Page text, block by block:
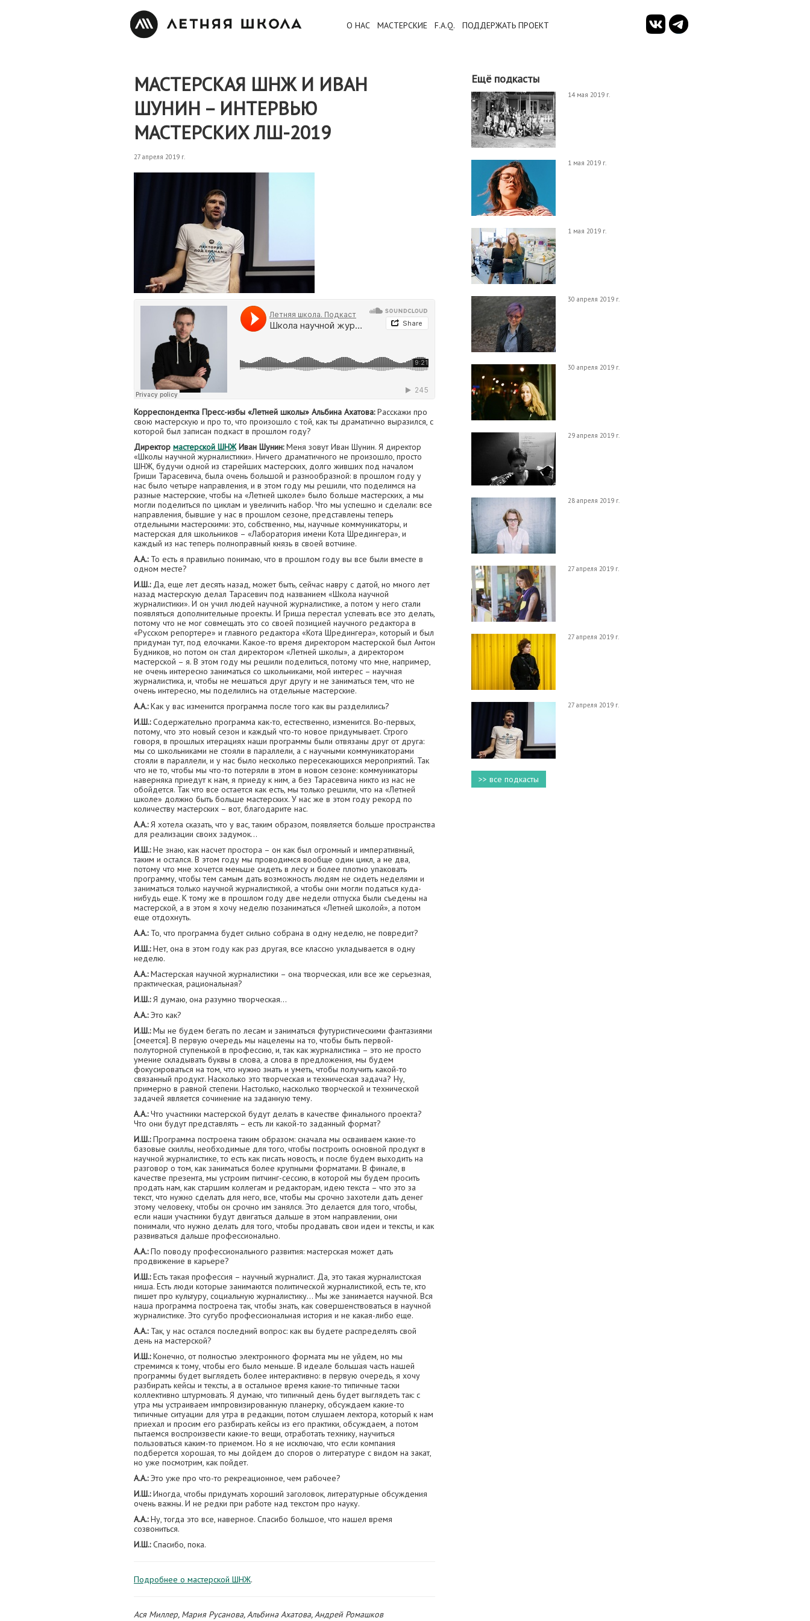
О НАС МАСТЕРСКИЕ F.A.Q. ПОДДЕРЖАТЬ ПРОЕКТ
МАСТЕРСКАЯ ШНЖ И ИВАН
ШУНИН – ИНТЕРВЬЮ
МАСТЕРСКИХ ЛШ-2019
27 апреля 2019 г.
Корреспондентка Пресс-избы «Летней школы» Альбина Ахатова:Расскажи про
свою мастерскую и про то, что произошло с той, как ты драматично выразился, с
которой был записан подкаст в прошлом году?
Директор мастерской ШНЖИван Шунин:Меня зовут Иван Шунин. Я директор
«Школы научной журналистики». Ничего драматичного не произошло, просто
ШНЖ, будучи одной из старейших мастерских, долго живших под началом
Гриши Тарасевича, была очень большой и разнообразной: в прошлом году у
нас было четыре направления, и в этом году мы решили, что поделимся на
разные мастерские, чтобы на «Летней школе» было больше мастерских, а мы
могли поделиться по циклам и увеличить набор. Что мы успешно и сделали: все
направления, бывшие у нас в прошлом сезоне, представлены теперь
отдельными мастерскими: это, собственно, мы, научные коммуникаторы, и
мастерская для школьников – «Лаборатория имени Кота Шредингера», и
каждый из нас теперь полноправный князь в своей вотчине.
А.А.:То есть я правильно понимаю, что в прошлом году вы все были вместе в
одном месте?
И.Ш.:Да, еще лет десять назад, может быть, сейчас навру с датой, но много лет
назад мастерскую делал Тарасевич под названием «Школа научной
журналистики». И он учил людей научной журналистике, а потом у него стали
появляться дополнительные проекты. И Гриша перестал успевать все это делать,
потому что не мог совмещать это со своей позицией научного редактора в
«Русском репортере» и главного редактора «Кота Шредингера», который и был
придуман тут, под елочками. Какое-то время директором мастерской был Антон
Будников, но потом он стал директором «Летней школы», а директором
мастерской – я. В этом году мы решили поделиться, потому что мне, например,
не очень интересно заниматься со школьниками, мой интерес – научная
журналистика, и, чтобы не мешаться друг другу и не заниматься тем, что не
очень интересно, мы поделились на отдельные мастерские.
А.А.:Как у вас изменится программа после того как вы разделились?
И.Ш.:Содержательно программа как-то, естественно, изменится. Во-первых,
потому, что это новый сезон и каждый что-то новое придумывает. Строго
говоря, в прошлых итерациях наши программы были отвязаны друг от друга:
мы со школьниками не стояли в параллели, а с научными коммуникаторами
стояли в параллели, и у нас было несколько пересекающихся мероприятий. Так
что не то, чтобы мы что-то потеряли в этом в новом сезоне: коммуникаторы
наверняка приедут к нам, я приеду к ним, а без Тарасевича никто из нас не
обойдется. Так что все остается как есть, мы только решили, что на «Летней
школе» должно быть больше мастерских. У нас же в этом году рекорд по
количеству мастерских – вот, благодарите нас.
А.А.:Я хотела сказать, что у вас, таким образом, появляется больше пространства
для реализации своих задумок…
И.Ш.:Не знаю, как насчет простора – он как был огромный и императивный,
таким и остался. В этом году мы проводимся вообще один цикл, а не два,
потому что мне хочется меньше сидеть в лесу и более плотно упаковать
программу, чтобы тем самым дать возможность людям не сидеть неделями и
заниматься только научной журналистикой, а чтобы они могли податься куда-
нибудь еще. К тому же в прошлом году две недели отпуска были съедены на
мастерской, а в этом я хочу неделю позаниматься «Летней школой», а потом
еще отдохнуть.
А.А.:То, что программа будет сильно собрана в одну неделю, не повредит?
И.Ш.:Нет, она в этом году как раз другая, все классно укладывается в одну
неделю.
А.А.:Мастерская научной журналистики – она творческая, или все же серьезная,
практическая, рациональная?
И.Ш.:Я думаю, она разумно творческая…
А.А.:Это как?
И.Ш.:Мы не будем бегать по лесам и заниматься футуристическими фантазиями
[смеется]. В первую очередь мы нацелены на то, чтобы быть первой-
полуторной ступенькой в профессию, и, так как журналистика – это не просто
умение складывать буквы в слова, а слова в предложения, мы будем
фокусироваться на том, что нужно знать и уметь, чтобы получить какой-то
связанный продукт. Насколько это творческая и техническая задача? Ну,
примерно в равной степени. Настолько, насколько творческой и технической
задачей является сочинение на заданную тему.
А.А.:Что участники мастерской будут делать в качестве финального проекта?
Что они будут представлять – есть ли какой-то заданный формат?
И.Ш.:Программа построена таким образом: сначала мы осваиваем какие-то
базовые скиллы, необходимые для того, чтобы построить основной продукт в
научной журналистике, то есть как писать новость, и после будем выходить на
разговор о том, как заниматься более крупными форматами. В финале, в
качестве презента, мы устроим питчинг-сессию, в которой мы будем просить
продать нам, как старшим коллегам и редакторам, идею текста – что это за
текст, что нужно сделать для него, все, чтобы мы срочно захотели дать денег
этому человеку, чтобы он срочно им занялся. Это делается для того, чтобы,
если наши участники будут двигаться дальше в этом направлении, они
понимали, что нужно делать для того, чтобы продавать свои идеи и тексты, и как
развиваться дальше профессионально.
А.А.:По поводу профессионального развития: мастерская может дать
продвижение в карьере?
И.Ш.:Есть такая профессия – научный журналист. Да, это такая журналистская
ниша. Есть люди которые занимаются политической журналистикой, есть те, кто
пишет про культуру, социальную журналистику… Мы же занимается научной. Вся
наша программа построена так, чтобы знать, как совершенствоваться в научной
журналистике. Это сугубо профессиональная история и не какая-либо еще.
А.А.:Так, у нас остался последний вопрос: как вы будете распределять свой
день на мастерской?
И.Ш.:Конечно, от полностью электронного формата мы не уйдем, но мы
стремимся к тому, чтобы его было меньше. В идеале большая часть нашей
программы будет выглядеть более интерактивно: в первую очередь, я хочу
разбирать кейсы и тексты, а в остальное время какие-то типичные таски
коллективно штурмовать. Я думаю, что типичный день будет выглядеть так: с
утра мы устраиваем импровизированную планерку, обсуждаем какие-то
типичные ситуации для утра в редакции, потом слушаем лектора, который к нам
приехал и просим его разбирать кейсы из его практики, обсуждаем, а потом
пытаемся воспроизвести какие-то вещи, отработать технику, научиться
пользоваться каким-то приемом. Но я не исключаю, что если компания
подберется хорошая, то мы дойдем до споров о литературе с видом на закат,
но уже посмотрим, как пойдет.
А.А.:Это уже про что-то рекреационное, чем рабочее?
И.Ш.:Иногда, чтобы придумать хороший заголовок, литературные обсуждения
очень важны. И не редки при работе над текстом про науку.
А.А.:Ну, тогда это все, наверное. Спасибо большое, что нашел время
созвониться.
И.Ш.:Спасибо, пока.
Подробнее о мастерской ШНЖ.
Ася Миллер, Мария Русанова, Альбина Ахатова, Андрей Ромашков
Ещё подкасты
14 мая 2019 г.
1 мая 2019 г.
1 мая 2019 г.
30 апреля 2019 г.
30 апреля 2019 г.
29 апреля 2019 г.
28 апреля 2019 г.
27 апреля 2019 г.
27 апреля 2019 г.
27 апреля 2019 г.
>> все подкасты